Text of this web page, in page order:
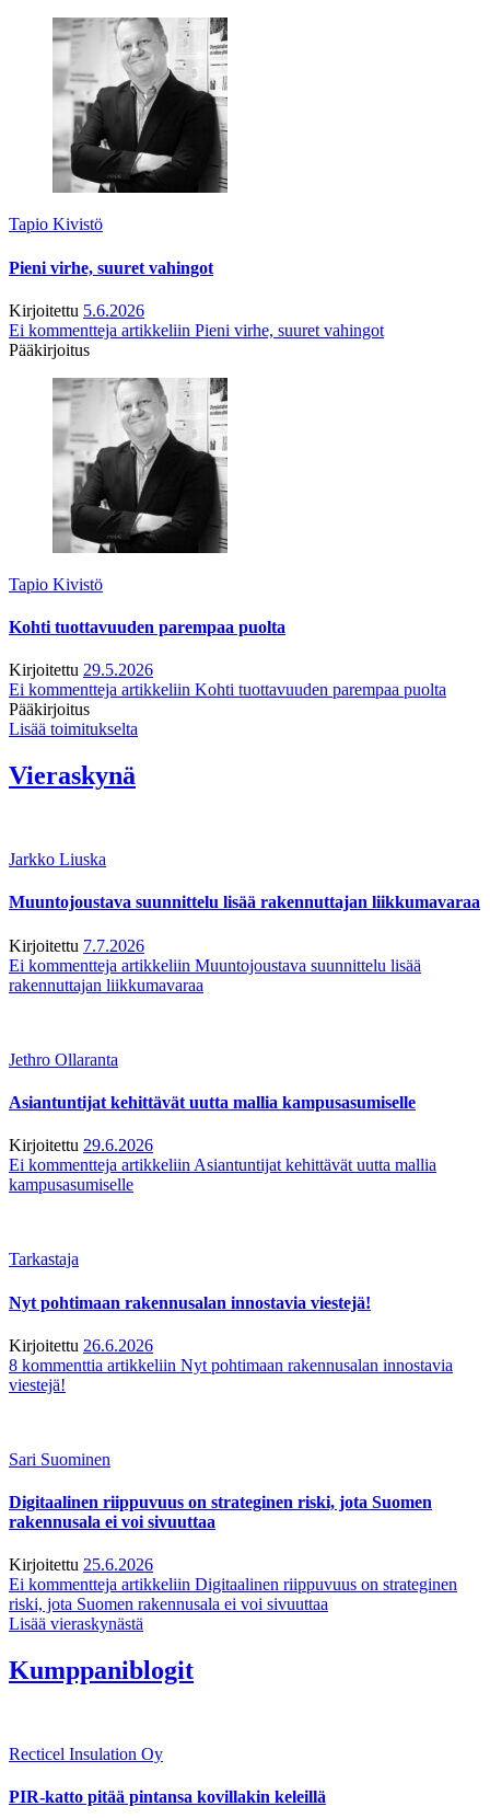
Tapio Kivistö
Pieni virhe, suuret vahingot
Kirjoitettu 5.6.2026
Ei kommentteja artikkeliin Pieni virhe, suuret vahingot
Pääkirjoitus
Tapio Kivistö
Kohti tuottavuuden parempaa puolta
Kirjoitettu 29.5.2026
Ei kommentteja artikkeliin Kohti tuottavuuden parempaa puolta
Pääkirjoitus
Lisää toimitukselta
Vieraskynä
Jarkko Liuska
Muuntojoustava suunnittelu lisää rakennuttajan liikkumavaraa
Kirjoitettu 7.7.2026
Ei kommentteja artikkeliin Muuntojoustava suunnittelu lisää
rakennuttajan liikkumavaraa
Jethro Ollaranta
Asiantuntijat kehittävät uutta mallia kampusasumiselle
Kirjoitettu 29.6.2026
Ei kommentteja artikkeliin Asiantuntijat kehittävät uutta mallia
kampusasumiselle
Tarkastaja
Nyt pohtimaan rakennusalan innostavia viestejä!
Kirjoitettu 26.6.2026
8 kommenttia artikkeliin Nyt pohtimaan rakennusalan innostavia
viestejä!
Sari Suominen
Digitaalinen riippuvuus on strateginen riski, jota Suomen
rakennusala ei voi sivuuttaa
Kirjoitettu 25.6.2026
Ei kommentteja artikkeliin Digitaalinen riippuvuus on strateginen
riski, jota Suomen rakennusala ei voi sivuuttaa
Lisää vieraskynästä
Kumppaniblogit
Recticel Insulation Oy
PIR-katto pitää pintansa kovillakin keleillä